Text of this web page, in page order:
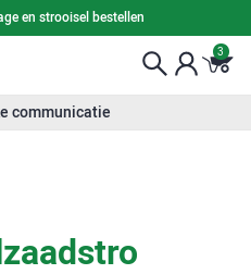
en strooisel bestellen
3
kwaliteit